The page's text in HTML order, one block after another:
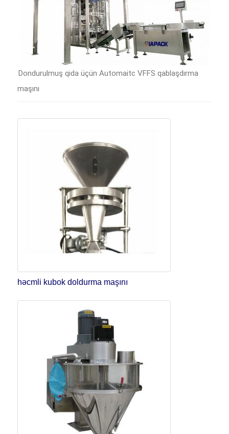
Dondurulmuş qida üçün Automaitc VFFS qablaşdırma
maşını
həcmli kubok doldurma maşını